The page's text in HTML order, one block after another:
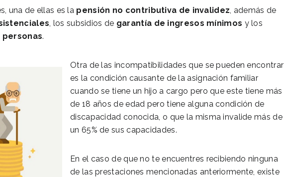
una de ellas es la pensión no contributiva de invalidez, además de
, los subsidios de garantía de ingresos mínimos y los
personas.
Otra de las incompatibilidades que se pueden encontrar
es la condición causante de la asignación familiar
cuando se tiene un hijo a cargo pero que este tiene más
de 18 años de edad pero tiene alguna condición de
discapacidad conocida, o que la misma invalide más de
un 65% de sus capacidades.
En el caso de que no te encuentres recibiendo ninguna
de las prestaciones mencionadas anteriormente, existe